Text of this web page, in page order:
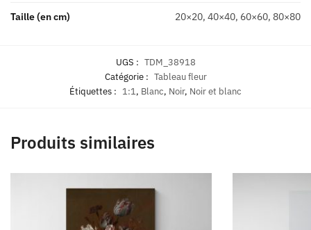
Taille (en cm) 20×20, 40×40, 60×60, 80×80
UGS : TDM_38918
Catégorie : Tableau fleur
Étiquettes : 1:1, Blanc, Noir, Noir et blanc
Produits similaires